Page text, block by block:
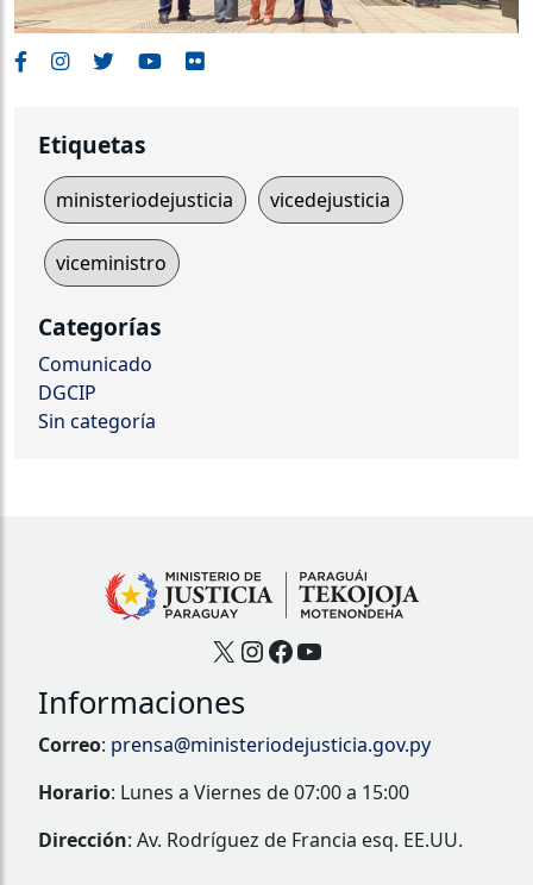
Etiquetas
ministeriodejusticia vicedejusticia
viceministro
Categorías
Comunicado
DGCIP
Sin categoría
X Instagram
Facebook
YouTube
Informaciones
Correo: prensa@ministeriodejusticia.gov.py
Horario: Lunes a Viernes de 07:00 a 15:00
Dirección: Av. Rodríguez de Francia esq. EE.UU.